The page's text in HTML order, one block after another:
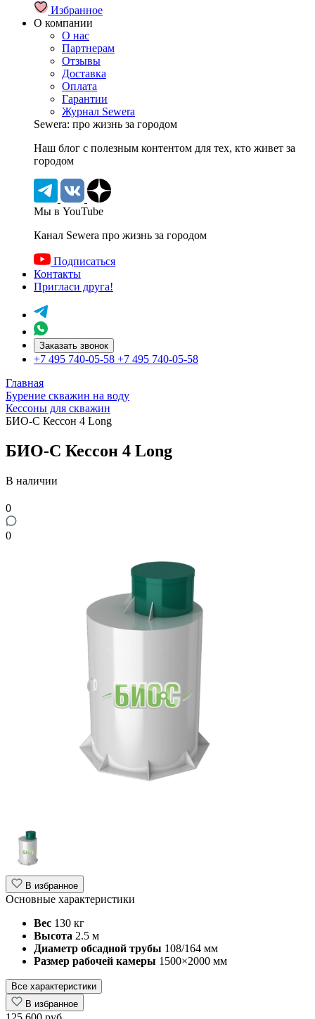
Избранное
О компании
О нас
Партнерам
Отзывы
Доставка
Оплата
Гарантии
Журнал Sewera
Sewera: про жизнь за городом
Наш блог c полезным контентом для тех, кто живет за
городом
Мы в YouTube
Канал Sewera про жизнь за городом
Подписаться
Контакты
Пригласи друга!
Заказать звонок
+7 495 740-05-58 +7 495 740-05-58
Главная
Бурение скважин на воду
Кессоны для скважин
БИО-С Кессон 4 Long
БИО-С Кессон 4 Long
В наличии
0
0
В избранное
Основные характеристики
Вес 130 кг
Высота 2.5 м
Диаметр обсадной трубы 108/164 мм
Размер рабочей камеры 1500×2000 мм
Все характеристики
В избранное